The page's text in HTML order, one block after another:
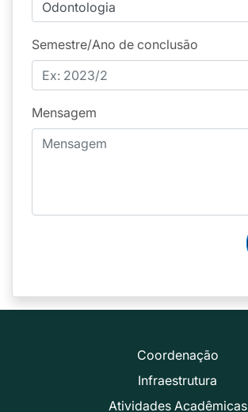
Semestre/Ano de conclusão
Mensagem
Coordenação
Infraestrutura
Atividades Acadêmicas